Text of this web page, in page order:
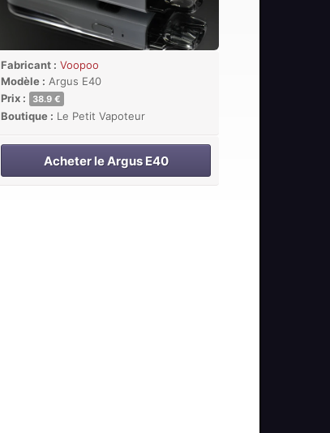
Fabricant : Voopoo
Modèle : Argus E40
Prix :
38.9 €
Boutique : Le Petit Vapoteur
Acheter le Argus E40